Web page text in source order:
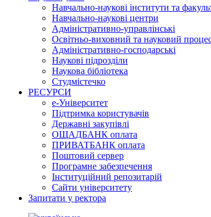
Навчально-наукові інститути та
Навчально-наукові центри
Адміністративно-управлінські
Освітньо-виховний та науковий
Адміністративно-господарські
Наукові підрозділи
Наукова бібліотека
Студмістечко
РЕСУРСИ
е-Університет
Підтримка користувачів
Державні закупівлі
ОЩАДБАНК оплата
ПРИВАТБАНК оплата
Поштовий сервер
Програмне забезпечення
Інституційний репозитарій
Сайти університету
Запитати у ректора